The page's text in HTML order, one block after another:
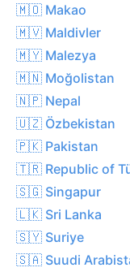
🇲🇴 Makao
🇲🇻 Maldivler
🇲🇾 Malezya
🇲🇳 Moğolistan
🇳🇵 Nepal
🇺🇿 Özbekistan
🇵🇰 Pakistan
🇹🇷 Republic of
🇸🇬 Singapur
🇱🇰 Sri Lanka
🇸🇾 Suriye
🇸🇦 Suudi